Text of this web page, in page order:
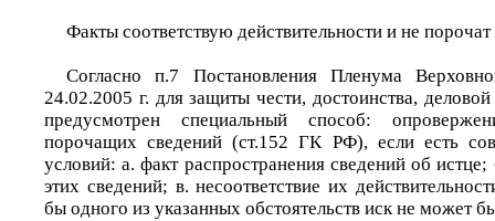
Факты соответствую действительности и не порочат
Согласно п.7 Постановления Пленума
24.02.2005 г. для защиты чести, достоинства,
предусмотрен специальный способ:
порочащих сведений (ст.152 ГК РФ), если есть
условий: а. факт распространения сведений об
этих сведений; в. несоответствие их
бы одного из указанных обстоятельств иск не может